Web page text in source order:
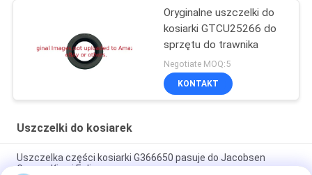
Oryginalne uszczelki do
kosiarki GTCU25266 do
sprzętu do trawnika
Negotiate MOQ:5
KONTAKT
Uszczelki do kosiarek
Uszczelka części kosiarki G366650 pasuje do Jacobsen
Greens King i Eclipse